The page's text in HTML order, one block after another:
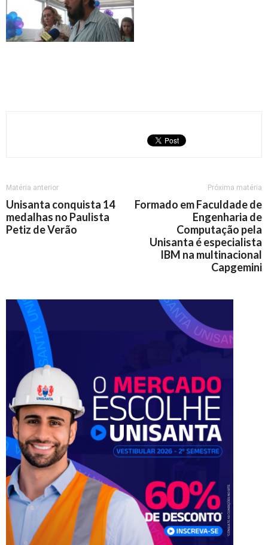
Matéria anterior
Unisanta conquista 14
medalhas no Paulista
Petiz de Verão
Próxima matéria
Formado em Faculdade de
Engenharia de
Computação pela
Unisanta é especialista
IBM na multinacional
Capgemini